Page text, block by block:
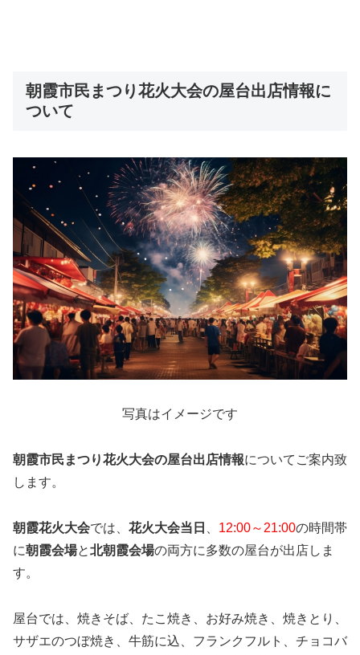
朝霞市民まつり花火大会の屋台出店情報に
ついて
写真はイメージです
朝霞市民まつり花火大会の屋台出店情報についてご案内致
します。
朝霞花火大会では、 花火大会当日 12:00～21:00の時間帯
に朝霞会場と北朝霞会場の両方に多数の屋台が出店しま
す。
屋台では、焼きそば、たこ焼き、お好み焼き、焼きとり、
サザエのつぼ焼き、牛筋に込、フランクフルト、チョコバ